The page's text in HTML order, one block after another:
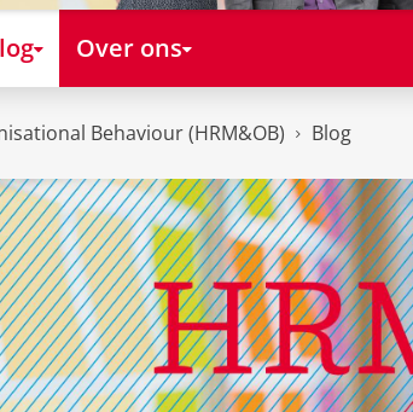
Over ons
Behaviour (HRM&OB) Blog